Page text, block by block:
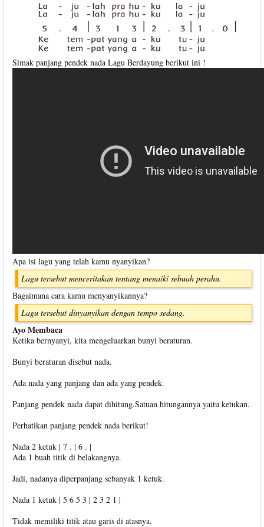
Simak panjang pendek nada Lagu Berdayung berikut ini !
Apa isi lagu yang telah kamu nyanyikan?
Lagu tersebut menceritakan tentang menaiki sebuah perahu.
Bagaimana cara kamu menyanyikannya?
Lagu tersebut dinyanyikan dengan tempo sedang.
Ayo Membaca
Ketika bernyanyi, kita mengeluarkan bunyi beraturan.
Bunyi beraturan disebut nada.
Ada nada yang panjang dan ada yang pendek.
Panjang pendek nada dapat dihitung.Satuan hitungannya yaitu ketukan.
Perhatikan panjang pendek nada berikut!
Nada 2 ketuk | 7 . | 6 . |
Ada 1 buah titik di belakangnya.
Jadi, nadanya diperpanjang sebanyak 1 ketuk.
Nada 1 ketuk | 5 6 5 3 | 2 3 2 1 |
Tidak memiliki titik atau garis di atasnya.